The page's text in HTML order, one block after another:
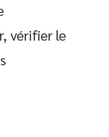
vérifier le